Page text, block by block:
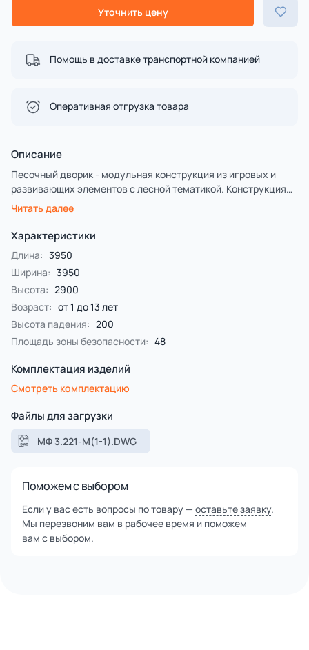
Уточнить цену
Помощь в доставке транспортной компанией
Оперативная отгрузка товара
Описание
Песочный дворик - модульная конструкция из игровых и
развивающих элементов с лесной тематикой. Конструкция
оборудована двумя башнями - беседками, одной аркой,
бруса и фанеры с художественным оформлением. Башни
металлическими перекладинами и детскими счетами с
пластиковыми бубликами. Арка выполнена из фанеры в
форме ёлки с декоративным соединяющим элементом в
форме совы с художественным оформлением. Песочница с
четырьмя фанерными накладками и декоративным
Читать далее
Характеристики
Длина: 3950
Ширина: 3950
Высота: 2900
Возраст: от 1 до 13 лет
Высота падения: 200
Площадь зоны безопасности: 48
Комплектация изделий
Смотреть комплектацию
Файлы для загрузки
МФ 3.221-М(1-1).DWG
Поможем с выбором
Если у вас есть вопросы по товару — оставьте заявку.
Мы перезвоним вам в рабочее время и поможем
вам с выбором.